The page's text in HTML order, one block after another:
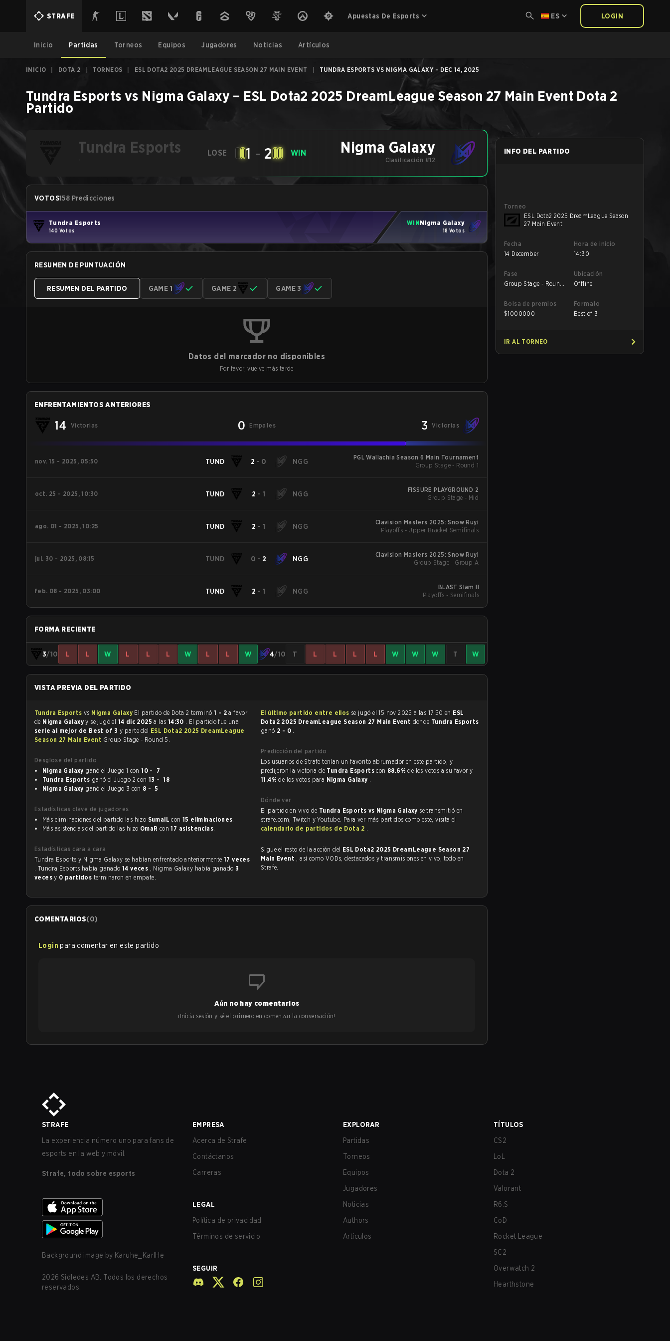
STRAFE Apuestas De Esports ES LOGIN
Inicio Partidas Torneos Equipos Jugadores Noticias Artículos
INICIO DOTA 2 TORNEOS ESL DOTA2 2025 DREAMLEAGUE SEASON 27 MAIN EVENT TUNDRA ESPORTS VS NIGMA GALAXY - DEC 14, 2025
Tundra Esports vs Nigma Galaxy – ESL Dota2 2025 DreamLeague Season 27 Main Event Dota 2
Partido
Tundra Esports
-
LOSE 1 - 2 WIN Nigma Galaxy
Clasificación #12
VOTOS158 Predicciones
Tundra Esports
140 Votos
WINNigma Galaxy
18 Votos
RESUMEN DE PUNTUACIÓN
RESUMEN DEL PARTIDO GAME 1 GAME 2 GAME 3
Datos del marcador no disponibles
Por favor, vuelve más tarde
ENFRENTAMIENTOS ANTERIORES
14 Victorias 0 Empates 3 Victorias
nov. 15 - 2025, 05:50 TUND 2 - 0 NGG
PGL Wallachia Season 6 Main Tournament
Group Stage - Round 1
oct. 25 - 2025, 10:30 TUND 2 - 1 NGG
FISSURE PLAYGROUND 2
Group Stage - Mid
ago. 01 - 2025, 10:25 TUND 2 - 1 NGG
Clavision Masters 2025: Snow Ruyi
Playoffs - Upper Bracket Semifinals
jul. 30 - 2025, 08:15 TUND 0 - 2 NGG
Clavision Masters 2025: Snow Ruyi
Group Stage - Group A
feb. 08 - 2025, 03:00 TUND 2 - 1 NGG
BLAST Slam II
Playoffs - Semifinals
FORMA RECIENTE
3/10 L L W L L L W L L W 4/10 T L L L L W W W T W
VISTA PREVIA DEL PARTIDO
Tundra Esports vs Nigma Galaxy El partido de Dota 2 terminó 1 - 2a favor
de Nigma Galaxyy se jugó el 14 dic 2025a las 14:30 . El partido fue una
serie al mejor de Best of 3y parte del ESL Dota2 2025 DreamLeague
Season 27 Main Event Group Stage - Round 5.
Desglose del partido
Nigma Galaxy
ganó el Juego 1 con
10 - 7
Tundra Esports
ganó el Juego 2 con
13 - 18
Nigma Galaxy
ganó el Juego 3 con 8 - 5
Estadísticas clave de jugadores
Más eliminaciones del partido las hizo SumaiL con 15 eliminaciones.
Más asistencias del partido las hizo OmaR con17 asistencias.
Estadísticas cara a cara
Tundra Esports y Nigma Galaxy se habían enfrentado anteriormente 17 veces
. Tundra Esports había ganado 14 veces , Nigma Galaxy había ganado 3
vecesy 0 partidos terminaron en empate.
El último partido entre ellos se jugó el 15 nov 2025 a las 17:50 en ESL
Dota2 2025 DreamLeague Season 27 Main Event donde Tundra Esports
ganó 2 - 0 .
Predicción del partido
Los usuarios de Strafe tenían un favorito abrumador en este partido, y
predijeron la victoria de Tundra Esportscon 88.6%de los votos a su favor y
11.4%de los votos para Nigma Galaxy .
Dónde ver
El partido en vivo de Tundra Esports vs Nigma Galaxy se transmitió en
strafe.com, Twitch y Youtube. Para ver más partidos como este, visita el
calendario de partidos de Dota 2 .
Sigue el resto de la acción del ESL Dota2 2025 DreamLeague Season 27
Main Event , así como VODs, destacados y transmisiones en vivo, todo en
Strafe.
COMENTARIOS(0)
Login para comentar en este partido
Aún no hay comentarios
¡Inicia sesión y sé el primero en comenzar la conversación!
INFO DEL PARTIDO
Torneo
ESL Dota2 2025 DreamLeague Season
27 Main Event
Fecha
14 December
Hora de inicio
14:30
Fase
Group Stage - Round
Ubicación
Offline
Bolsa de premios
$1000000
Formato
Best of 3
IR AL TORNEO
STRAFE
La experiencia número uno para fans de
esports en la web y móvil.
Strafe, todo sobre esports
Background image by Karuhe_KarlHe
2026 Sidledes AB. Todos los derechos
reservados.
EMPRESA
Acerca de Strafe
Contáctanos
Carreras
LEGAL
Política de privacidad
Términos de servicio
SEGUIR
EXPLORAR
Partidas
Torneos
Equipos
Jugadores
Noticias
Authors
Artículos
TÍTULOS
CS2
LoL
Dota 2
Valorant
R6:S
CoD
Rocket League
SC2
Overwatch 2
Hearthstone